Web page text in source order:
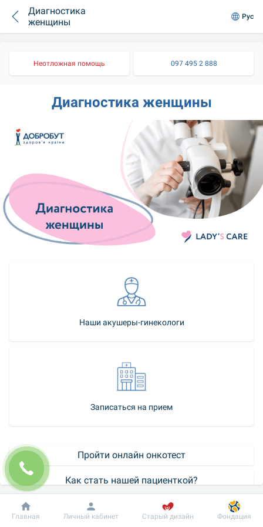
Диагностика
женщины
Рус
Неотложная помощь 097 495 2 888
Диагностика женщины
Наши акушеры-гинекологи
Записаться на прием
Пройти онлайн онкотест
Как стать нашей пациенткой?
Успех лечения заболеваний женской репродуктивной системы
Добробут Информация Пациенту
Главная Личный кабинет Старый дизайн Фондация